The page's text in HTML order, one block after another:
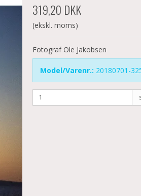
319,20 DKK
(ekskl. moms)
Fotograf Ole Jakobsen
Model/Varenr.: 20180701-